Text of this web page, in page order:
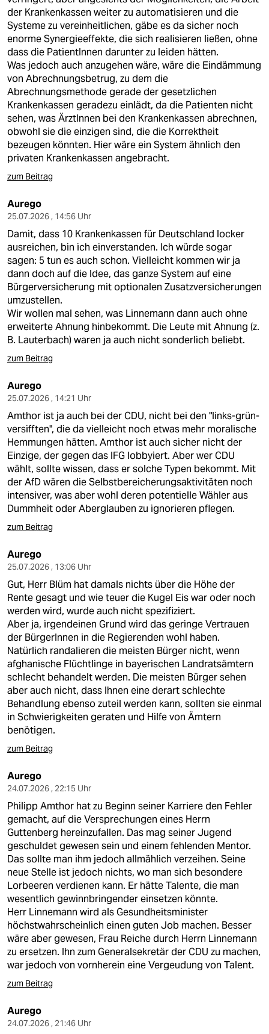
der Krankenkassen weiter zu automatisieren und die
Systeme zu vereinheitlichen, gäbe es da sicher noch
enorme Synergieeffekte, die sich realisieren ließen, ohne
dass die PatientInnen darunter zu leiden hätten.
Was jedoch auch anzugehen wäre, wäre die Eindämmung
von Abrechnungsbetrug, zu dem die
Abrechnungsmethode gerade der gesetzlichen
Krankenkassen geradezu einlädt, da die Patienten nicht
sehen, was ÄrztInnen bei den Krankenkassen abrechnen,
obwohl sie die einzigen sind, die die Korrektheit
bezeugen könnten. Hier wäre ein System ähnlich den
privaten Krankenkassen angebracht.
zum Beitrag
Aurego
25.07.2026 , 14:56 Uhr
Damit, dass 10 Krankenkassen für Deutschland locker
ausreichen, bin ich einverstanden. Ich würde sogar
sagen: 5 tun es auch schon. Vielleicht kommen wir ja
dann doch auf die Idee, das ganze System auf eine
Bürgerversicherung mit optionalen Zusatzversicherungen
umzustellen.
Wir wollen mal sehen, was Linnemann dann auch ohne
erweiterte Ahnung hinbekommt. Die Leute mit Ahnung (z.
B. Lauterbach) waren ja auch nicht sonderlich beliebt.
zum Beitrag
Aurego
25.07.2026 , 14:21 Uhr
Amthor ist ja auch bei der CDU, nicht bei den "links-grün-
versifften", die da vielleicht noch etwas mehr moralische
Hemmungen hätten. Amthor ist auch sicher nicht der
Einzige, der gegen das IFG lobbyiert. Aber wer CDU
wählt, sollte wissen, dass er solche Typen bekommt. Mit
der AfD wären die Selbstbereicherungsaktivitäten noch
intensiver, was aber wohl deren potentielle Wähler aus
Dummheit oder Aberglauben zu ignorieren pflegen.
zum Beitrag
Aurego
25.07.2026 , 13:06 Uhr
Gut, Herr Blüm hat damals nichts über die Höhe der
Rente gesagt und wie teuer die Kugel Eis war oder noch
werden wird, wurde auch nicht spezifiziert.
Aber ja, irgendeinen Grund wird das geringe Vertrauen
der BürgerInnen in die Regierenden wohl haben.
Natürlich randalieren die meisten Bürger nicht, wenn
afghanische Flüchtlinge in bayerischen Landratsämtern
schlecht behandelt werden. Die meisten Bürger sehen
aber auch nicht, dass Ihnen eine derart schlechte
Behandlung ebenso zuteil werden kann, sollten sie einmal
in Schwierigkeiten geraten und Hilfe von Ämtern
benötigen.
zum Beitrag
Aurego
24.07.2026 , 22:15 Uhr
Philipp Amthor hat zu Beginn seiner Karriere den Fehler
gemacht, auf die Versprechungen eines Herrn
Guttenberg hereinzufallen. Das mag seiner Jugend
geschuldet gewesen sein und einem fehlenden Mentor.
Das sollte man ihm jedoch allmählich verzeihen. Seine
neue Stelle ist jedoch nichts, wo man sich besondere
Lorbeeren verdienen kann. Er hätte Talente, die man
wesentlich gewinnbringender einsetzen könnte.
Herr Linnemann wird als Gesundheitsminister
höchstwahrscheinlich einen guten Job machen. Besser
wäre aber gewesen, Frau Reiche durch Herrn Linnemann
zu ersetzen. Ihn zum Generalsekretär der CDU zu machen,
war jedoch von vornherein eine Vergeudung von Talent.
zum Beitrag
Aurego
24.07.2026 , 21:46 Uhr